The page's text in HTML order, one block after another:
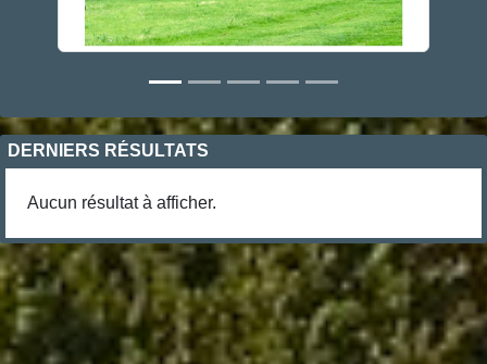
DERNIERS RÉSULTATS
Aucun résultat à afficher.